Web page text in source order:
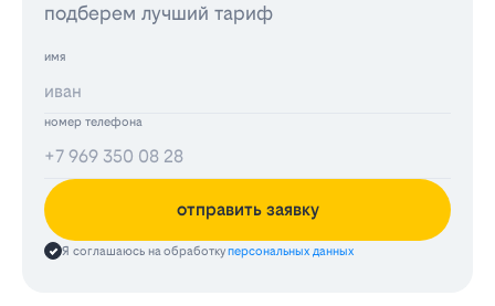
подберем лучший тариф
имя
номер телефона
отправить заявку
Я соглашаюсь на обработкуперсональных данных